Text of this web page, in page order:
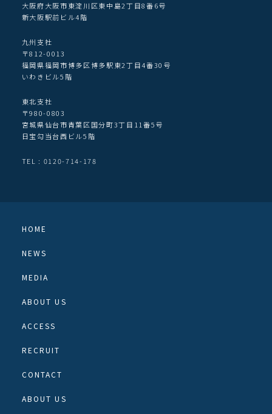
大阪府大阪市東淀川区東中島2丁目8番6号
新大阪駅前ビル4階
九州支社
〒812-0013
福岡県福岡市博多区博多駅東2丁目4番30号
いわきビル5階
東北支社
〒980-0803
宮城県仙台市青葉区国分町3丁目11番5号
日宝勾当台西ビル5階
TEL : 0120-714-178
HOME
NEWS
MEDIA
ABOUT US
ACCESS
RECRUIT
CONTACT
ABOUT US